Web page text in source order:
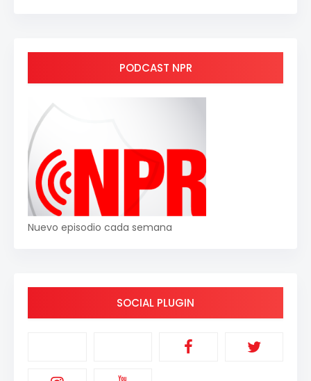
PODCAST NPR
Nuevo episodio cada semana
SOCIAL PLUGIN